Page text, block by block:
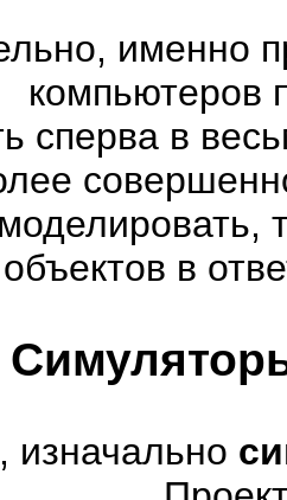
именно
компьютеров
сперва в
объектов в
изначально